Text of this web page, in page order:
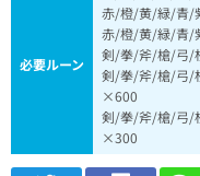
必要ルーン
赤/橙/黄/緑/青/
赤/橙/黄/緑/青/
剣/拳/斧/槍/弓/
剣/拳/斧/槍/弓/
×600
剣/拳/斧/槍/弓/
×300